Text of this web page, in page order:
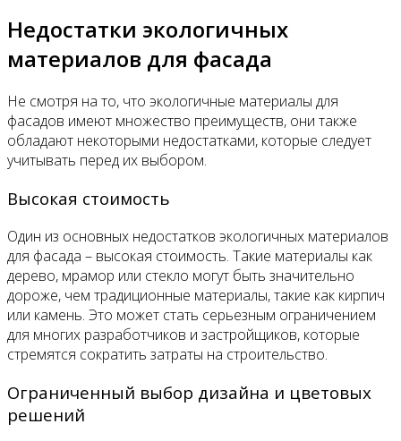
Недостатки экологичных
материалов для фасада
Не смотря на то, что экологичные материалы для
фасадов имеют множество преимуществ, они также
обладают некоторыми недостатками, которые следует
учитывать перед их выбором.
Высокая стоимость
Один из основных недостатков экологичных материалов
для фасада – высокая стоимость. Такие материалы как
дерево, мрамор или стекло могут быть значительно
дороже, чем традиционные материалы, такие как кирпич
или камень. Это может стать серьезным ограничением
для многих разработчиков и застройщиков, которые
стремятся сократить затраты на строительство.
Ограниченный выбор дизайна и цветовых
решений